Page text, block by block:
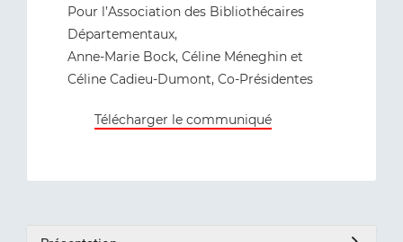
Pour l’Association des Bibliothécaires
Départementaux,
Anne-Marie Bock, Céline Méneghin et
Céline Cadieu-Dumont, Co-Présidentes
Télécharger le communiqué